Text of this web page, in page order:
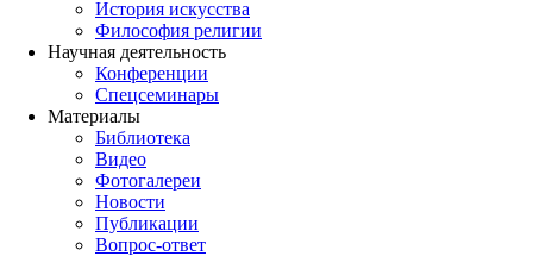
История искусства
Философия религии
Научная деятельность
Конференции
Спецсеминары
Материалы
Библиотека
Видео
Фотогалереи
Новости
Публикации
Вопрос-ответ